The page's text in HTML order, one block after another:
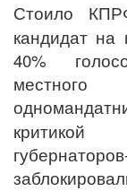
Стоило
кандидат
40%